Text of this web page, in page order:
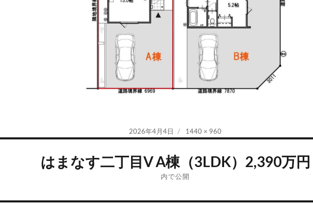
投
2026年4月4日
フ
イ
ズ
1440 × 960
はまなす二丁目V A棟（3LDK）2,390万円
内で公開